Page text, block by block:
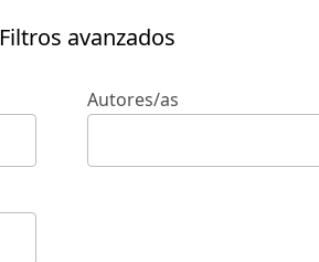
Filtros avanzados
Autores/as